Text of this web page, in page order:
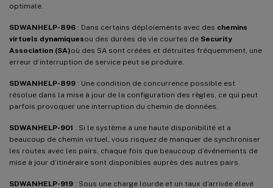
optimale.
SDWANHELP-896 : Dans certains déploiements avec des chemins
virtuels dynamiquesou des durées de vie courtes de Security
Association (SA)où des SA sont créées et détruites fréquemment, une
erreur d’interruption de service peut se produire.
SDWANHELP-899 : Une condition de concurrence possible est
résolue dans la mise à jour de la configuration des règles, ce qui peut
parfois provoquer une interruption du chemin de données.
SDWANHELP-901 : Si le système a une haute disponibilité et a
beaucoup de chemin virtuel, vous risquez de manquer de synchroniser
les routes avec les pairs, chaque fois que beaucoup d’événements de
mise à jour d’itinéraire sont disponibles auprès des autres pairs.
SDWANHELP-919 : Sous une charge lourde et un taux d’arrivée élevé